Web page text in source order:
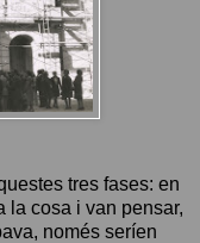
tres fases: en
la cosa i van pensar,
només seríen